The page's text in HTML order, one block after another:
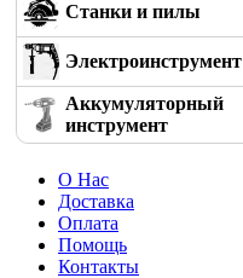
Станки и пилы
Электроинструмент
Аккумуляторный
инструмент
О Нас
Доставка
Оплата
Помощь
Контакты